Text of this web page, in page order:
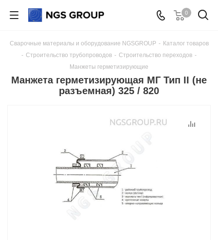
0
Сварочные материалы и оборудование NGSGROUP - Каталог товаров
- Строительство трубопроводов - Строительство переходов -
Манжеты герметизирующие
Манжета герметизирующая МГ Тип II (не
разъемная) 325 / 820